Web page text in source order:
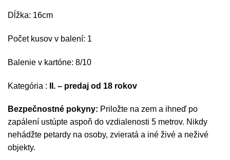
Dĺžka: 16cm
Počet kusov v balení: 1
Balenie v kartóne: 8/10
Kategória : II. – predaj od 18 rokov
Bezpečnostné pokyny: Priložte na zem a ihneď po
zapálení ustúpte aspoň do vzdialenosti 5 metrov. Nikdy
nehádžte petardy na osoby, zvieratá a iné živé a neživé
objekty.